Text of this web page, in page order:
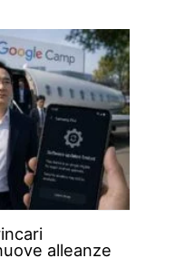
alleanze